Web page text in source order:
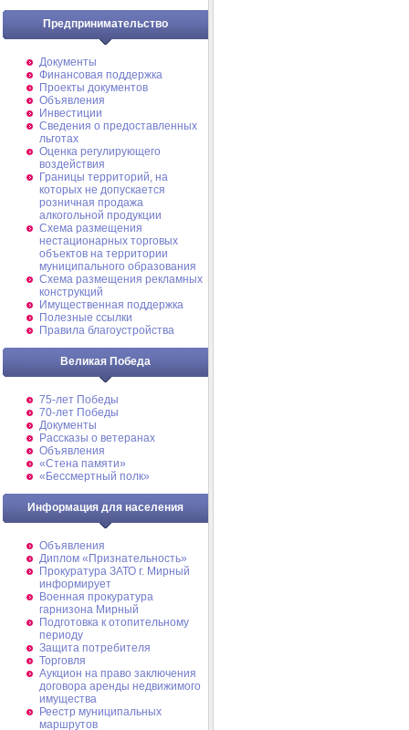
Предпринимательство
Документы
Финансовая поддержка
Проекты документов
Объявления
Инвестиции
Сведения о предоставленных
льготах
Оценка регулирующего
воздействия
Границы территорий, на
которых не допускается
розничная продажа
алкогольной продукции
Схема размещения
нестационарных торговых
объектов на территории
муниципального образования
Схема размещения рекламных
конструкций
Имущественная поддержка
Полезные ссылки
Правила благоустройства
Великая Победа
75-лет Победы
70-лет Победы
Документы
Рассказы о ветеранах
Объявления
«Стена памяти»
«Бессмертный полк»
Информация для населения
Объявления
Диплом «Признательность»
Прокуратура ЗАТО г. Мирный
информирует
Военная прокуратура
гарнизона Мирный
Подготовка к отопительному
периоду
Защита потребителя
Торговля
Аукцион на право заключения
договора аренды недвижимого
имущества
Реестр муниципальных
маршрутов